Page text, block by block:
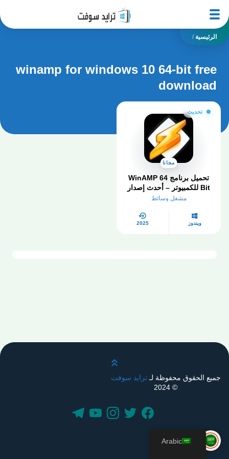
الرئيسية /
winamp for windows 10 64-bit free
download
تحديث
مجانا
تحميل برنامج WinAMP 64
Bit للكمبيوتر – أحدث إصدار
لتشغيل الموسيقى بجودة
مشغل وسائط
ويندوز 2025
قم بالتمرير لأعلى
جميع الحقوق محفوظة لـترايد سوفت
© 2024
Arabic